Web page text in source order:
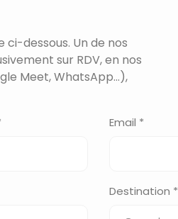
dessous. Un de nos
sur RDV, en nos
Meet, WhatsApp...),
Email *
Destination *